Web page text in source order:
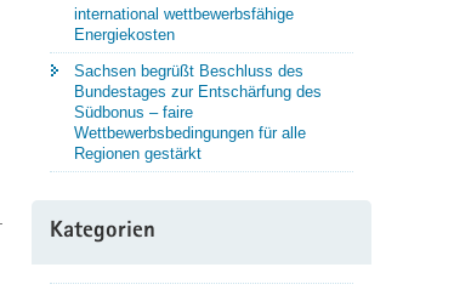
international wettbewerbsfähige
Energiekosten
Sachsen begrüßt Beschluss des
Bundestages zur Entschärfung des
Südbonus – faire
Wettbewerbsbedingungen für alle
Regionen gestärkt
Kategorien